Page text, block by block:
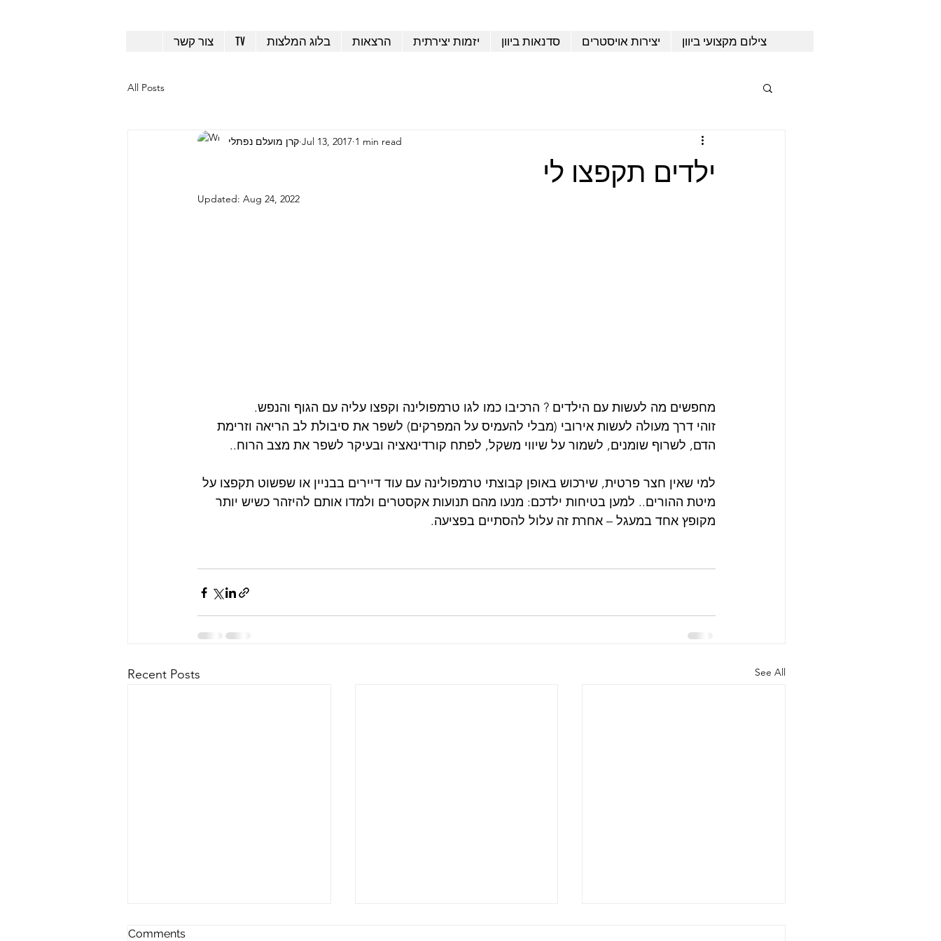
צור קשר TV בלוג המלצות הרצאות יזמות יצירתית סדנאות ביוון יצירות אויסטרים צילום מקצועי ביוון
All Posts
ילדים תקפצו לי
קרן מועלם נפתלי Jul 13, 2017 1 min read
Updated: Aug 24, 2022
מחפשים מה לעשות עם הילדים ? הרכיבו כמו לגו טרמפולינה וקפצו עליה עם הגוף והנפש.
זוהי דרך מעולה לעשות אירובי (מבלי להעמיס על המפרקים) לשפר את סיבולת לב הריאה וזרימת
הדם, לשרוף שומנים, לשמור על שיווי משקל, לפתח קורדינאציה ובעיקר לשפר את מצב הרוח..
למי שאין חצר פרטית, שירכוש באופן קבוצתי טרמפולינה עם עוד דיירים בבניין או שפשוט תקפצו על
מיטת ההורים.. למען בטיחות ילדכם: מנעו מהם תנועות אקסטרים ולמדו אותם להיזהר כשיש יותר
מקופץ אחד במעגל – אחרת זה עלול להסתיים בפציעה.
Recent Posts See All
Comments